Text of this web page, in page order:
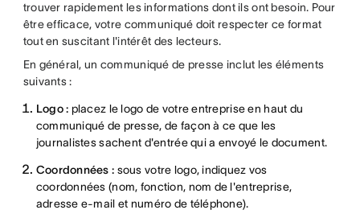
trouver rapidement les informations dont ils ont besoin. Pour
être efficace, votre communiqué doit respecter ce format
tout en suscitant l'intérêt des lecteurs.
En général, un communiqué de presse inclut les éléments
suivants :
Logo : placez le logo de votre entreprise en haut du
communiqué de presse, de façon à ce que les
journalistes sachent d'entrée qui a envoyé le document.
Coordonnées : sous votre logo, indiquez vos
coordonnées (nom, fonction, nom de l'entreprise,
adresse e-mail et numéro de téléphone).